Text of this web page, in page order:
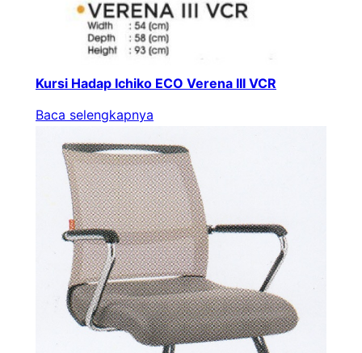
Kursi Hadap Ichiko ECO Verena III VCR
Baca selengkapnya